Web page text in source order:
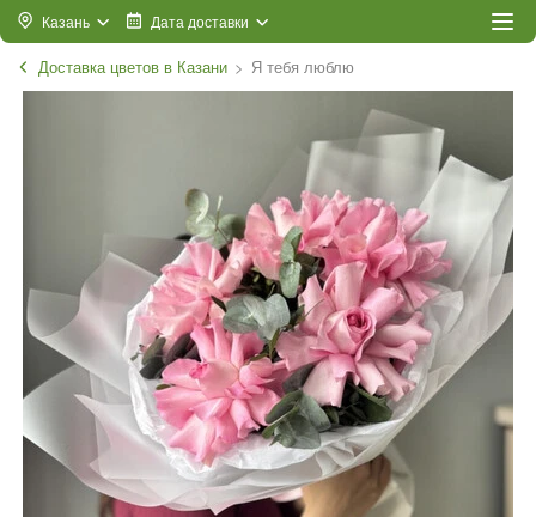
Казань Дата доставки
Доставка цветов в Казани Я тебя люблю